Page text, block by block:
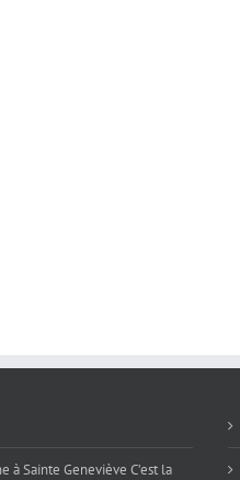
à Sainte Geneviève C’est la